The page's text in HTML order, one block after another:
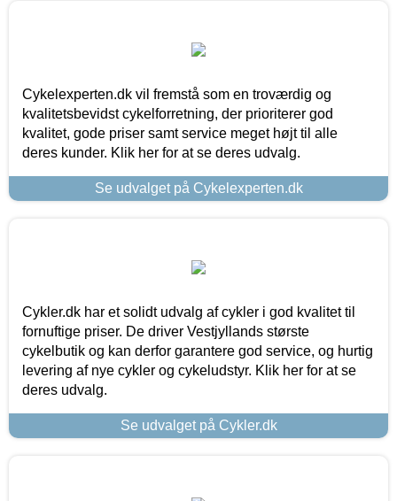
Cykelexperten.dk vil fremstå som en troværdig og
kvalitetsbevidst cykelforretning, der prioriterer god
kvalitet, gode priser samt service meget højt til alle
deres kunder. Klik her for at se deres udvalg.
Se udvalget på Cykelexperten.dk
Cykler.dk har et solidt udvalg af cykler i god kvalitet til
fornuftige priser. De driver Vestjyllands største
cykelbutik og kan derfor garantere god service, og hurtig
levering af nye cykler og cykeludstyr. Klik her for at se
deres udvalg.
Se udvalget på Cykler.dk